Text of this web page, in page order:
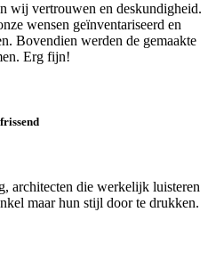
wij vertrouwen en deskundigheid.
wensen geïnventariseerd en
Bovendien werden de gemaakte
Erg fijn!
architecten die werkelijk luisteren
maar hun stijl door te drukken.